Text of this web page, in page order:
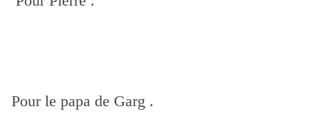
Pour le papa de Garg .